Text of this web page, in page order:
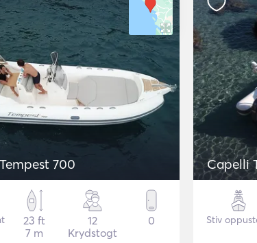
700
23 ft
7 m
12
Krydstogt
0
Capelli
Stiv